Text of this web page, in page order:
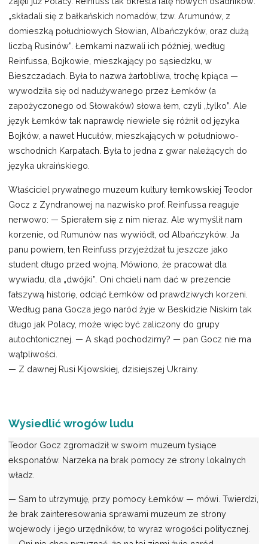
„składali się z bałkańskich nomadów, tzw. Arumunów, z
domieszką południowych Słowian, Albańczyków, oraz dużą
liczbą Rusinów”. Łemkami nazwali ich później, według
Reinfussa, Bojkowie, mieszkający po sąsiedzku, w
Bieszczadach. Była to nazwa żartobliwa, trochę kpiąca —
wywodziła się od nadużywanego przez Łemków (a
zapożyczonego od Słowaków) słowa łem, czyli „tylko”. Ale
język Łemków tak naprawdę niewiele się różnił od języka
Bojków, a nawet Hucułów, mieszkających w południowo-
wschodnich Karpatach. Była to jedna z gwar należących do
języka ukraińskiego.
Właściciel prywatnego muzeum kultury łemkowskiej Teodor
Gocz z Zyndranowej na nazwisko prof. Reinfussa reaguje
nerwowo: — Spierałem się z nim nieraz. Ale wymyślił nam
korzenie, od Rumunów nas wywiódł, od Albańczyków. Ja
panu powiem, ten Reinfuss przyjeżdżał tu jeszcze jako
student długo przed wojną. Mówiono, że pracował dla
wywiadu, dla „dwójki”. Oni chcieli nam dać w prezencie
fałszywą historię, odciąć Łemków od prawdziwych korzeni.
Według pana Gocza jego naród żyje w Beskidzie Niskim tak
długo jak Polacy, może więc być zaliczony do grupy
autochtonicznej. — A skąd pochodzimy? — pan Gocz nie ma
wątpliwości.
— Z dawnej Rusi Kijowskiej, dzisiejszej Ukrainy.
Wysiedlić wrogów ludu
Teodor Gocz zgromadził w swoim muzeum tysiące
eksponatów. Narzeka na brak pomocy ze strony lokalnych
władz.
— Sam to utrzymuję, przy pomocy Łemków — mówi. Twierdzi,
że brak zainteresowania sprawami muzeum ze strony
wojewody i jego urzędników, to wyraz wrogości politycznej.